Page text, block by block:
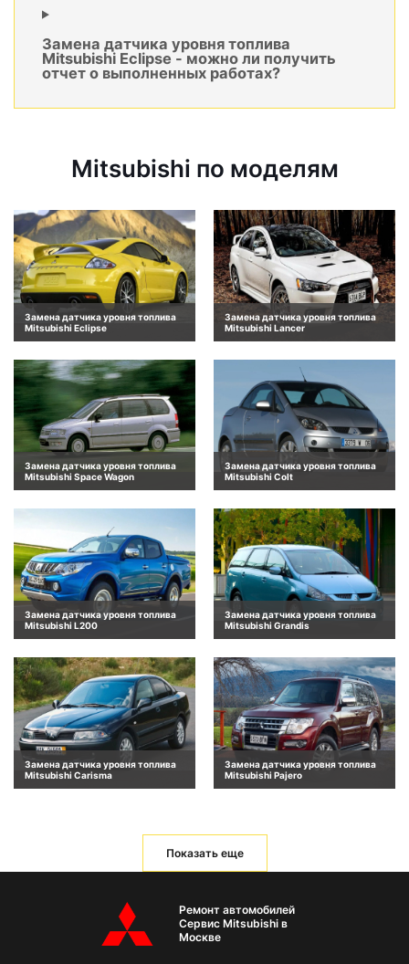
Замена датчика уровня топлива
Mitsubishi Eclipse - можно ли получить
отчет о выполненных работах?
Mitsubishi по моделям
Замена датчика уровня топлива
Mitsubishi Eclipse
Замена датчика уровня топлива
Mitsubishi Lancer
Замена датчика уровня топлива
Mitsubishi Space Wagon
Замена датчика уровня топлива
Mitsubishi Colt
Замена датчика уровня топлива
Mitsubishi L200
Замена датчика уровня топлива
Mitsubishi Grandis
Замена датчика уровня топлива
Mitsubishi Carisma
Замена датчика уровня топлива
Mitsubishi Pajero
Показать еще
Ремонт автомобилей
Сервис Mitsubishi в
Москве